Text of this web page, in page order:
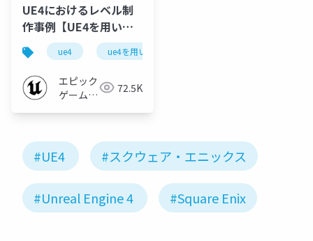
UE4におけるレベル制
作事例【UE4を用いた
大規模開発事例紹介 ~
スクウェア・エニック
ス様をお招きして~
2019】
ue4 ue4を用いた大規模開発事例紹介
エピック
ゲームズ
72.5K
#UE4 #スクウェア・エニックス
#Unreal Engine 4 #Square Enix